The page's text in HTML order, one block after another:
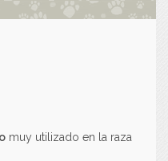
muy utilizado en la raza